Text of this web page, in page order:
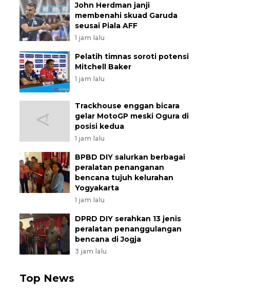
John Herdman janji
membenahi skuad Garuda
seusai Piala AFF
1 jam lalu
Pelatih timnas soroti potensi
Mitchell Baker
1 jam lalu
Trackhouse enggan bicara
gelar MotoGP meski Ogura di
posisi kedua
1 jam lalu
BPBD DIY salurkan berbagai
peralatan penanganan
bencana tujuh kelurahan
Yogyakarta
1 jam lalu
DPRD DIY serahkan 13 jenis
peralatan penanggulangan
bencana di Jogja
3 jam lalu
Top News